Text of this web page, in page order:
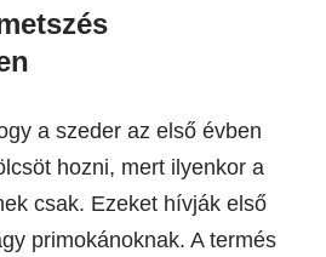
a szeder az első évben
hozni, mert ilyenkor a
csak. Ezeket hívják első
primokánoknak. A termés